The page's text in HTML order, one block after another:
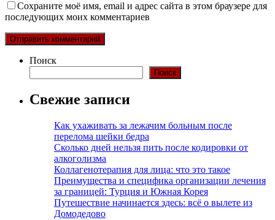
Сохраните моё имя, email и адрес сайта в этом браузере для
последующих моих комментариев
Поиск
Поиск
Свежие записи
Как ухаживать за лежачим больным после
перелома шейки бедра
Сколько дней нельзя пить после кодировки от
алкоголизма
Коллагенотерапия для лица: что это такое
Преимущества и специфика организации лечения
за границей: Турция и Южная Корея
Путешествие начинается здесь: всё о вылете из
Домодедово